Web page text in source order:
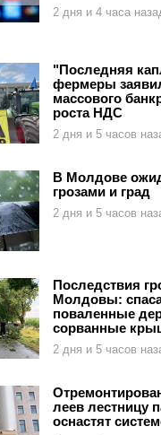
2 дня и 4 часа
"Последняя
фермеры
массового
роста НДС
2 дня и 5 часов
В Молдове
грозами и град
2 дня и 5 часов
Последствия
Молдовы:
поваленные
сорванные
2 дня и 5 часов
леев лестницу
оснастят